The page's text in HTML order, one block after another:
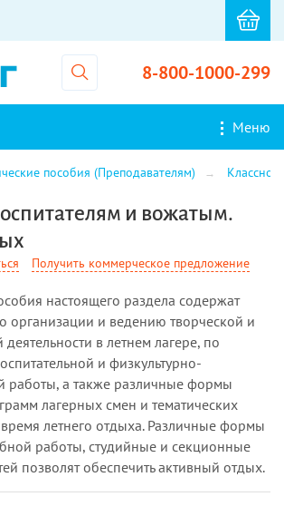
8-800-1000-299
Меню
пособия (Преподавателям)
и вожатым.
Получить коммерческое предложение
настоящего раздела содержат
организации и ведению творческой и
в летнем лагере, по
и физкультурно-
работы, а также различные формы
лагерных смен и тематических
летнего отдыха. Различные формы
работы, студийные и секционные
позволят обеспечить активный отдых.